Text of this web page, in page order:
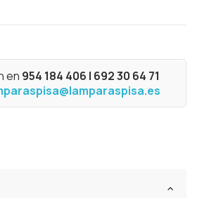
en 954 184 406 | 692 30 64 71